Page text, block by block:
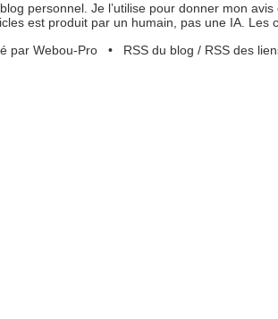
personnel. Je l’utilise pour donner mon
est produit par un humain, pas une IA. Les
par Webou-Pro• RSS du blog / RSS des